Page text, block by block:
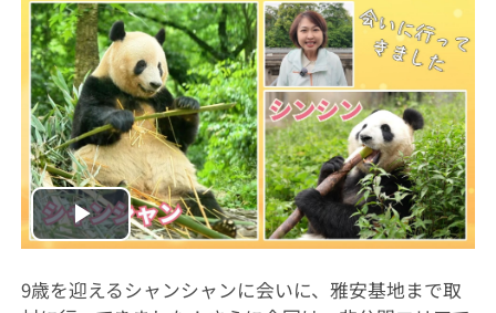
Play
Video
9歳を迎えるシャンシャンに会いに、雅安基地まで取